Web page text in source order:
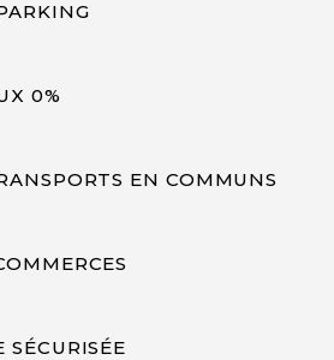
0%
EN COMMUNS
SÉCURISÉE